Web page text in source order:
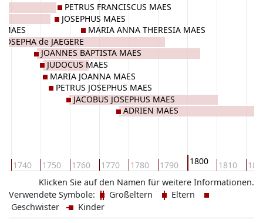
1740 1750 1760 1770 1780 1790 1800 1810
MAES
de JAEGERE
JOANNES BAPTISTA MAES
JUDOCUS MAES
MARIA JOANNA MAES
PETRUS JOSEPHUS MAES
JOSEPHUS MAES
PETRUS FRANCISCUS MAES
JACOBUS JOSEPHUS MAES
MARIA ANNA THERESIA MAES
ADRIEN MAES
Klicken Sie auf den Namen für weitere Informationen.
Verwendete Symbole:
Großeltern
Eltern
Geschwister
Kinder